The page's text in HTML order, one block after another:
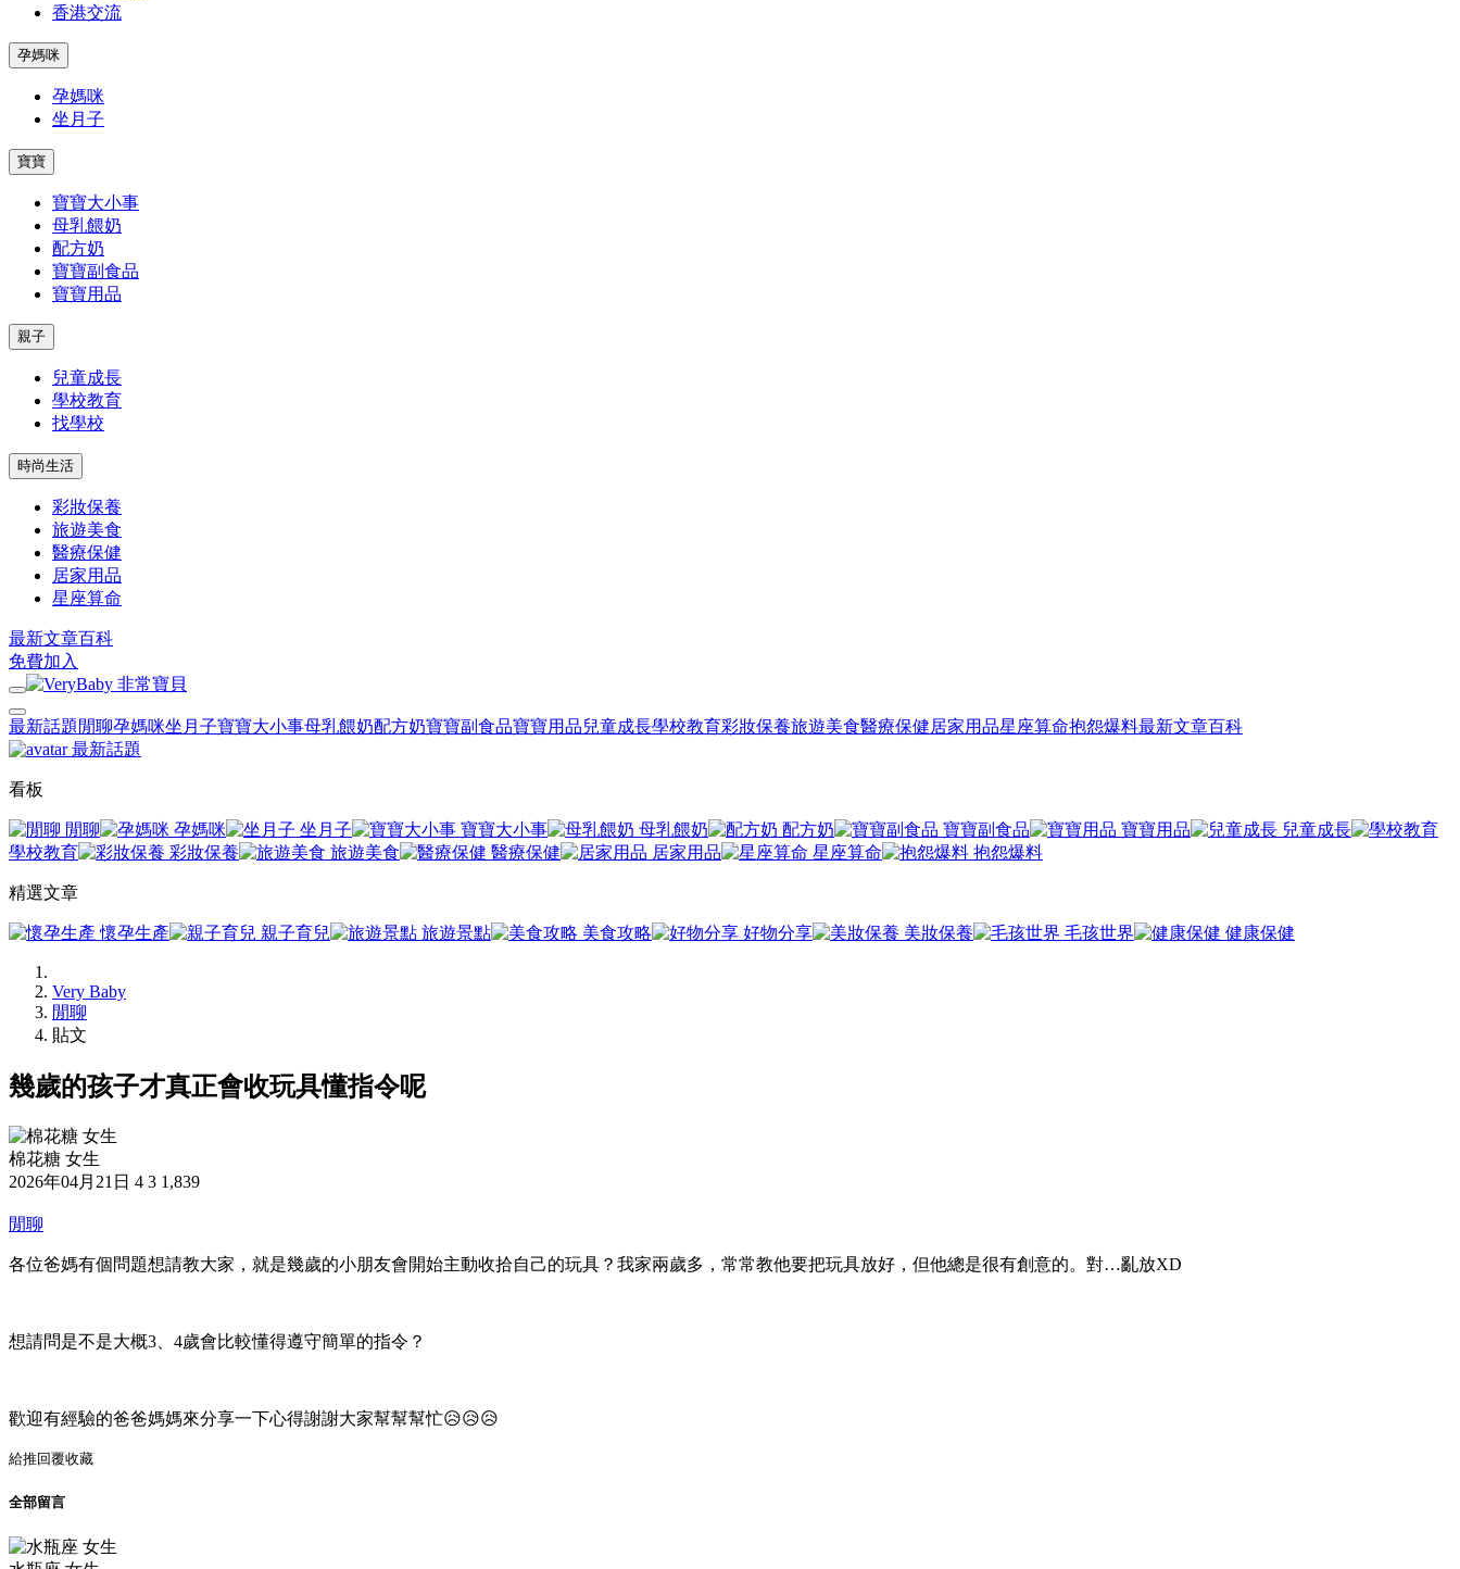
香港交流
孕媽咪
孕媽咪
坐月子
寶寶
寶寶大小事
母乳餵奶
配方奶
寶寶副食品
寶寶用品
親子
兒童成長
學校教育
找學校
時尚生活
彩妝保養
旅遊美食
醫療保健
居家用品
星座算命
最新文章百科
免費加入
最新話題 閒聊孕媽咪坐月子寶寶大小事母乳餵奶配方奶寶寶副食品寶寶用品兒童成長學校教育彩妝保養旅遊美食醫療保健居家用品星座算命抱怨爆料最新文章百科
最新話題
看板
閒聊 孕媽咪 坐月子 寶寶大小事 母乳餵奶 配方奶 寶寶副食品 寶寶用品
兒童成長
學校教育
彩妝保養 旅遊美食 醫療保健 居家用品 星座算命 抱怨爆料
精選文章
懷孕生產 親子育兒 旅遊景點 美食攻略 好物分享 美妝保養 毛孩世界 健康保健
Very Baby
閒聊
貼文
幾歲的孩子才真正會收玩具懂指令呢
棉花糖 女生
2026年04月21日 4 3 1,839
閒聊
各位爸媽有個問題想請教大家，就是幾歲的小朋友會開始主動收拾自己的玩具？我家兩歲多，常常教他要把玩具放好，但他總是很有創意的。對…亂放XD
想請問是不是大概3、4歲會比較懂得遵守簡單的指令？
歡迎有經驗的爸爸媽媽來分享一下心得謝謝大家幫幫幫忙😥😥😥
給推回覆收藏
全部留言